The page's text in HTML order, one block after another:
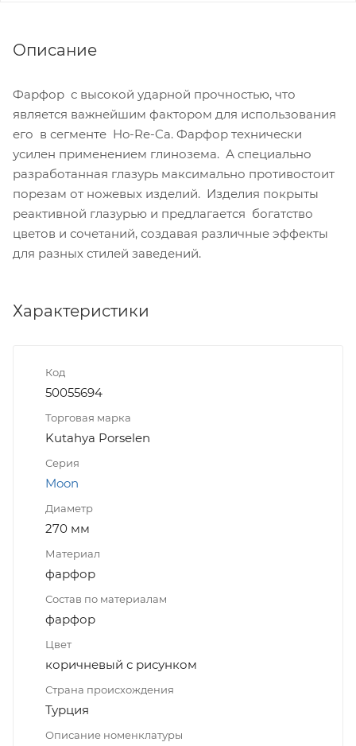
Описание
Фарфор с высокой ударной прочностью, что
является важнейшим фактором для использования
его в сегменте Ho-Re-Ca. Фарфор технически
усилен применением глинозема. А специально
разработанная глазурь максимально противостоит
порезам от ножевых изделий. Изделия покрыты
реактивной глазурью и предлагается богатство
цветов и сочетаний, создавая различные эффекты
для разных стилей заведений.
Характеристики
Код
50055694
Торговая марка
Kutahya Porselen
Серия
Moon
Диаметр
270 мм
Материал
фарфор
Состав по материалам
фарфор
Цвет
коричневый с рисунком
Страна происхождения
Турция
Описание номенклатуры